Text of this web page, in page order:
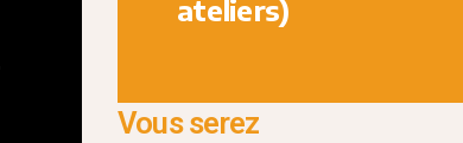
ateliers)
Vous serez